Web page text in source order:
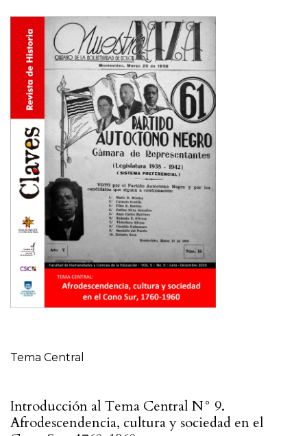
Tema Central
Introducción al Tema Central N° 9.
Afrodescendencia, cultura y sociedad en el